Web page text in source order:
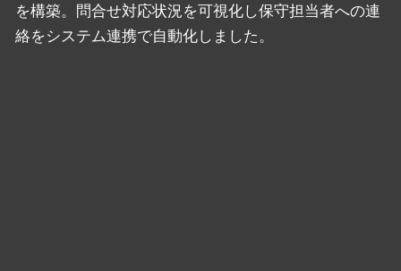
を構築。問合せ対応状況を可視化し保守担当者への連
絡をシステム連携で自動化しました。